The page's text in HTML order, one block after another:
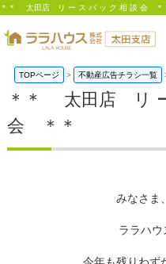
TOPページ 不動産広告チラシ一覧
＊＊ 太田店 リ
会 ＊＊
みなさま
ララハウ